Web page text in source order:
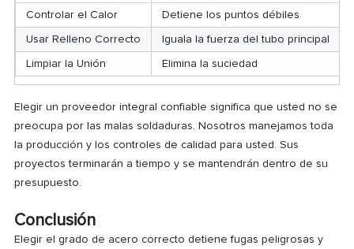
Controlar el Calor Detiene los puntos débiles
Usar Relleno Correcto Iguala la fuerza del tubo principal
Limpiar la Unión Elimina la suciedad
Elegir un proveedor integral confiable significa que usted no se
preocupa por las malas soldaduras. Nosotros manejamos toda
la producción y los controles de calidad para usted. Sus
proyectos terminarán a tiempo y se mantendrán dentro de su
presupuesto.
Conclusión
Elegir el grado de acero correcto detiene fugas peligrosas y